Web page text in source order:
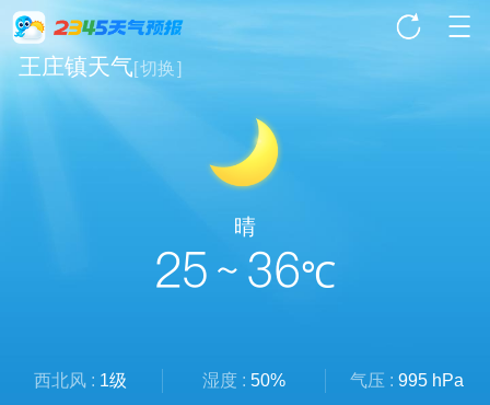
王庄镇天气[切换]
晴
25 ~ 36℃
西北风 : 1级 湿度 : 50% 气压 : 995 hPa